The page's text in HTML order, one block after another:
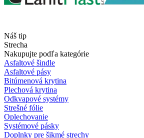
Náš tip
Strecha
Nakupujte podľa kategórie
Asfaltové šindle
Asfaltové pásy
Bitúmenová krytina
Plechová krytina
Odkvapové systémy
Strešné fólie
Oplechovanie
Systémové pásky
Doplnky pre šikmé strechy